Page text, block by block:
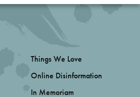
Things We Love
Online Disinformation
In Memoriam